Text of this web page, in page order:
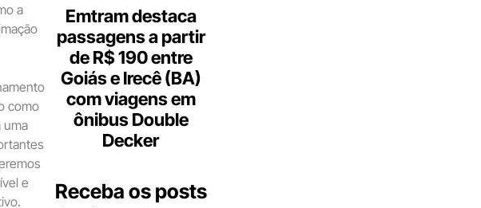
a
como
uma
e
Emtram destaca
passagens a partir
de R$ 190 entre
Goiás e Irecê (BA)
com viagens em
ônibus Double
Decker
Receba os posts